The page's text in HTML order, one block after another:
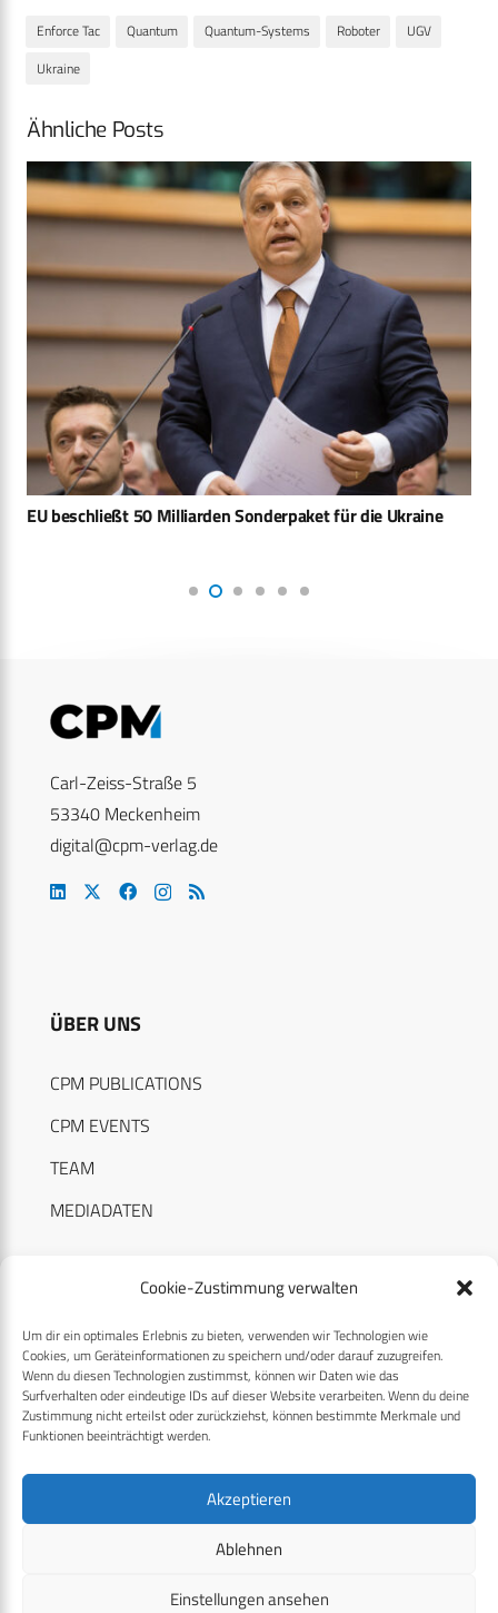
Cookie-Zustimmung verwalten
Um dir ein optimales Erlebnis zu bieten, verwenden wir Technologien wie
Cookies, um Geräteinformationen zu speichern und/oder darauf zuzugreifen.
Wenn du diesen Technologien zustimmst, können wir Daten wie das
Surfverhalten oder eindeutige IDs auf dieser Website verarbeiten. Wenn du deine
Zustimmung nicht erteilst oder zurückziehst, können bestimmte Merkmale und
Funktionen beeinträchtigt werden.
Akzeptieren
Ablehnen
Einstellungen ansehen
Enforce Tac Quantum Quantum-Systems Roboter
UGV
Ukraine
Ähnliche Posts
EU beschließt 50 Milliarden Sonderpaket für die Ukraine
Carl-Zeiss-Straße 5
53340 Meckenheim
digital@cpm-verlag.de
ÜBER UNS
CPM PUBLICATIONS
CPM EVENTS
TEAM
MEDIADATEN
RECHTLICHES
Datenschutzerklärung
Cookie-Richtlinie (EU)